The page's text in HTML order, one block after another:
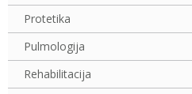
Protetika
Pulmologija
Rehabilitacija